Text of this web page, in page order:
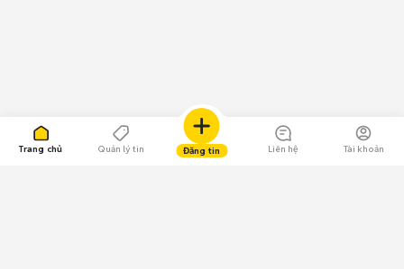
Trang chủ Quản lý tin Đăng tin Liên hệ Tài khoản